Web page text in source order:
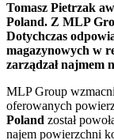
Tomasz Pietrzak
Poland. Z MLP
Dotychczas
magazynowych w
zarządzał najmem
MLP Group
oferowanych
Poland został
najem powierzchni